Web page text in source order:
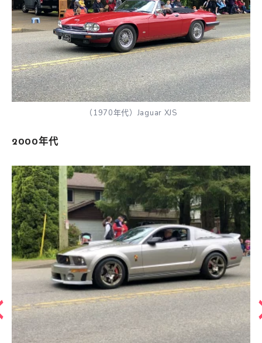
（1970年代）Jaguar XJS
2000年代